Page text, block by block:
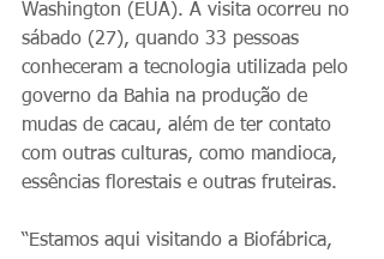
Washington (EUA). A visita ocorreu no
sábado (27), quando 33 pessoas
conheceram a tecnologia utilizada pelo
governo da Bahia na produção de
mudas de cacau, além de ter contato
com outras culturas, como mandioca,
essências florestais e outras fruteiras.
“Estamos aqui visitando a Biofábrica,